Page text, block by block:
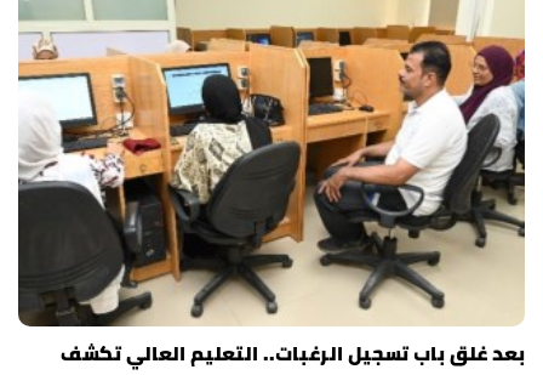
بعد غلق باب تسجيل الرغبات.. التعليم العالي تكشف